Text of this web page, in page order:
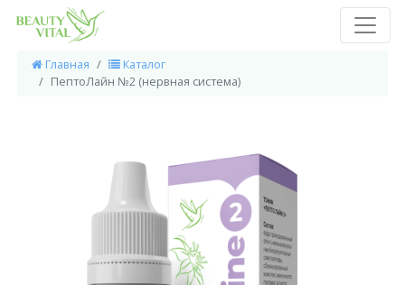
Главная
Каталог
ПептоЛайн №2 (нервная система)